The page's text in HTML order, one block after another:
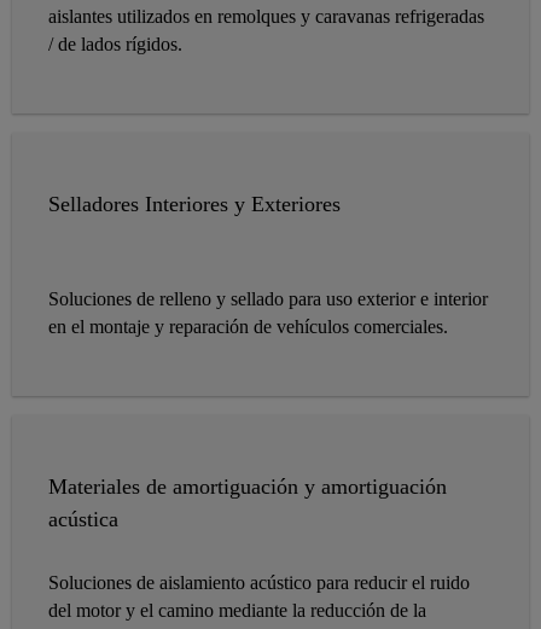
aislantes utilizados en remolques y caravanas refrigeradas
/ de lados rígidos.
Selladores Interiores y Exteriores
Soluciones de relleno y sellado para uso exterior e interior
en el montaje y reparación de vehículos comerciales.
Materiales de amortiguación y amortiguación
acústica
Soluciones de aislamiento acústico para reducir el ruido
del motor y el camino mediante la reducción de la